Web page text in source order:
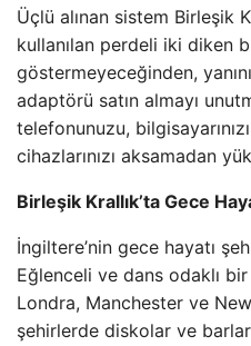
Üçlü alınan sistem Birleşik
kullanılan perdeli iki diken
göstermeyeceğinden,
adaptörü satın almayı
telefonunuzu,
cihazlarınızı aksamadan
Birleşik Krallık’ta Gece
İngiltere’nin gece hayatı
Eğlenceli ve dans odaklı bir
Londra, Manchester ve
şehirlerde diskolar ve